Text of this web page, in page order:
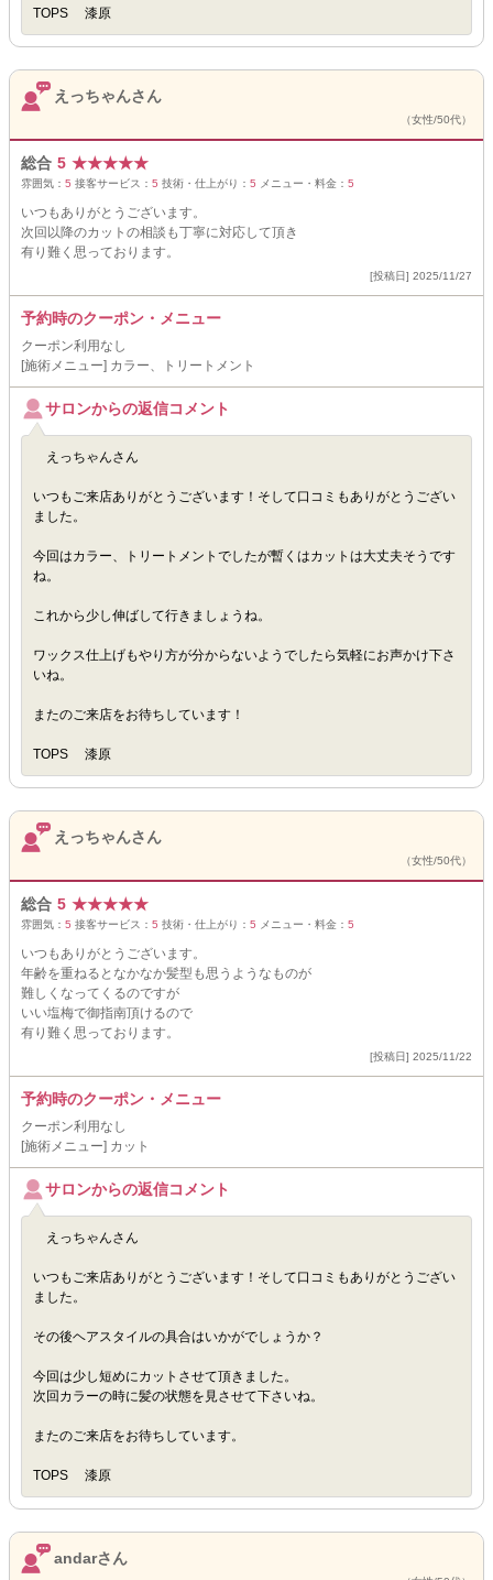
TOPS 漆原
えっちゃんさん
（女性/50代）
総合 5 ★★★★★
雰囲気： 5 接客サービス： 5 技術・仕上がり： 5 メニュー・料金： 5
いつもありがとうございます。
次回以降のカットの相談も丁寧に対応して頂き
有り難く思っております。
[投稿日] 2025/11/27
予約時のクーポン・メニュー
クーポン利用なし
[施術メニュー] カラー、トリートメント
サロンからの返信コメント
えっちゃんさん
いつもご来店ありがとうございます！そして口コミもありがとうござい
ました。
今回はカラー、トリートメントでしたが暫くはカットは大丈夫そうです
ね。
これから少し伸ばして行きましょうね。
ワックス仕上げもやり方が分からないようでしたら気軽にお声かけ下さ
いね。
またのご来店をお待ちしています！
TOPS 漆原
えっちゃんさん
（女性/50代）
総合 5 ★★★★★
雰囲気： 5 接客サービス： 5 技術・仕上がり： 5 メニュー・料金： 5
いつもありがとうございます。
年齢を重ねるとなかなか髪型も思うようなものが
難しくなってくるのですが
いい塩梅で御指南頂けるので
有り難く思っております。
[投稿日] 2025/11/22
予約時のクーポン・メニュー
クーポン利用なし
[施術メニュー] カット
サロンからの返信コメント
えっちゃんさん
いつもご来店ありがとうございます！そして口コミもありがとうござい
ました。
その後ヘアスタイルの具合はいかがでしょうか？
今回は少し短めにカットさせて頂きました。
次回カラーの時に髪の状態を見させて下さいね。
またのご来店をお待ちしています。
TOPS 漆原
andarさん